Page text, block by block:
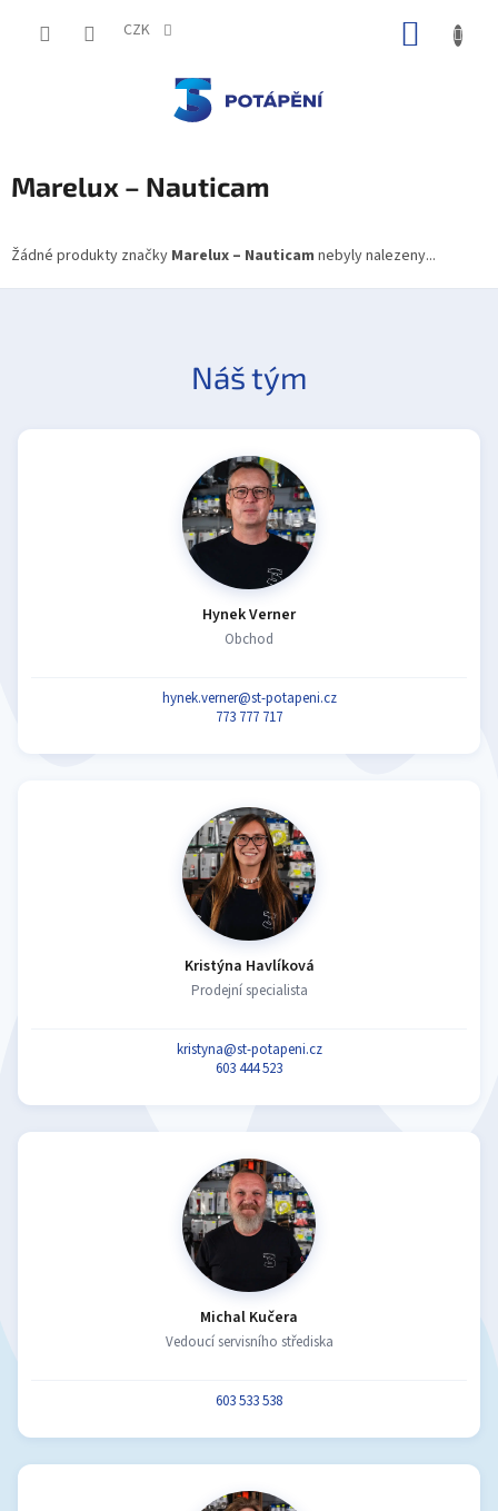
CZK
Marelux – Nauticam
Žádné produkty značky Marelux – Nauticam nebyly nalezeny...
Náš tým
Hynek Verner
Obchod
hynek.verner@st-potapeni.cz
773 777 717
Kristýna Havlíková
Prodejní specialista
kristyna@st-potapeni.cz
603 444 523
Michal Kučera
Vedoucí servisního střediska
603 533 538